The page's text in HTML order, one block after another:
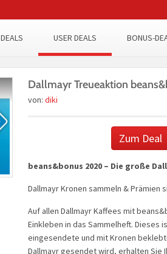
DEALS USER DEALS BONUS-
Dallmayr Treueaktion
von: diki
Zum Deal
beans&bonus 2020 – Die große
Dallmayr Kronen sammeln & Prämien
Auf allen Dallmayr Kaffees mit
Einkleben in das Sammel­heft. Dieses
eingesendete und mit Kronen
Dallmayr gesendet wird, erhalten Sie